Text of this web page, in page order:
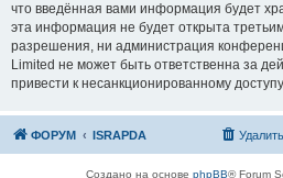
что введённая вами информация будет
эта информация не будет открыта
разрешения, ни администрация
Limited не может быть ответственна за
привести к несанкционированному
ФОРУМ ISRAPDA
Создано на основе phpBB® Forum